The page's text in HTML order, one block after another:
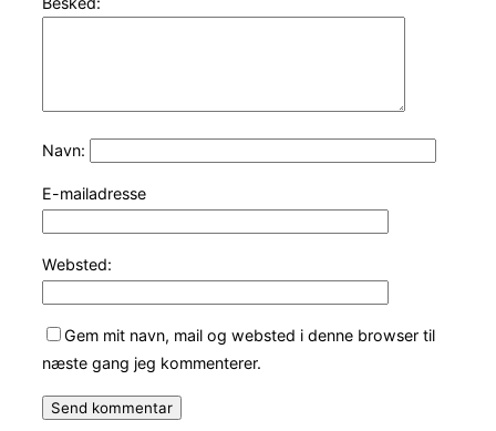
Navn:
E-mailadresse
Websted:
Gem mit navn, mail og websted i denne browser til
næste gang jeg kommenterer.